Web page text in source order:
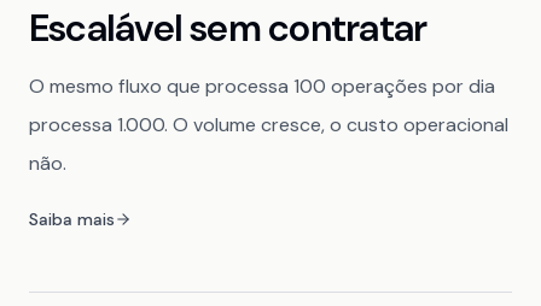
Escalável sem contratar
O mesmo fluxo que processa 100 operações por dia
processa 1.000. O volume cresce, o custo operacional
não.
Saiba mais